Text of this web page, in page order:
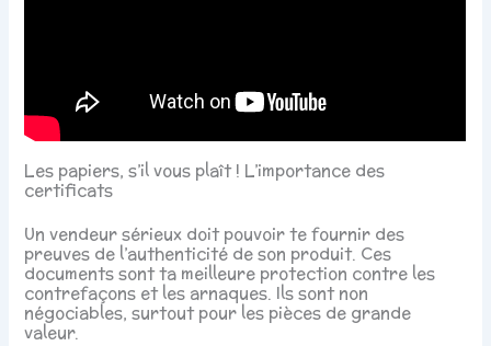
Les papiers, s’il vous plaît ! L’importance des
certificats
Un vendeur sérieux doit pouvoir te fournir des
preuves de l’authenticité de son produit. Ces
documents sont ta meilleure protection contre les
contrefaçons et les arnaques. Ils sont non
négociables, surtout pour les pièces de grande
valeur.